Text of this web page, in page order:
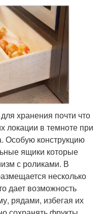
хранения почти что
локации в темноте при
Особую конструкцию
ящики которые
с роликами. В
несколько
дает возможность
рядами, избегая их